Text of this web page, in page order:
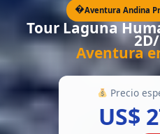
�️Aventura Andina
Tour Laguna
Aventura
Precio
US$